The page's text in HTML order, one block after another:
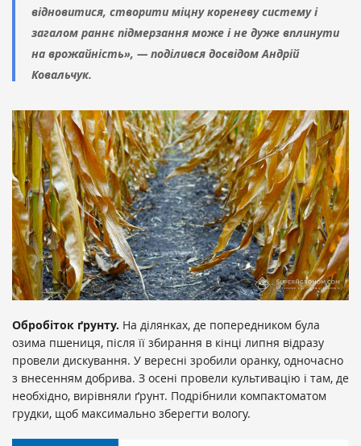
відновитися, створити міцну кореневу систему і
загалом раннє підмерзання може і не дуже вплинути
на врожайність», — поділився досвідом Андрій
Ковальчук.
Обробіток ґрунту. На ділянках, де попередником була
озима пшениця, після її збирання в кінці липня відразу
провели дискування. У вересні зробили оранку, одночасно
з внесенням добрива. З осені провели культивацію і там, де
необхідно, вирівняли ґрунт. Подрібнили компактоматом
грудки, щоб максимально зберегти вологу.